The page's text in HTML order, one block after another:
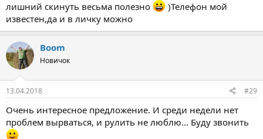
лишний скинуть весьма полезно
)Телефон мой
известен,да и в личку можно
Boom
Новичок
13.04.2018 #29
Очень интересное предложение. И среди недели нет
проблем вырваться, и рулить не люблю... Буду звонить